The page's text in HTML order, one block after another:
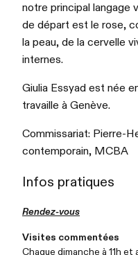
notre principal langage
de départ est le rose,
la peau, de la cervelle
internes.
Giulia Essyad est née
travaille à Genève.
Commissariat: Pierre-
contemporain, MCBA
Infos pratiques
Rendez-vous
Visites commentées
Chaque dimanche à 11h